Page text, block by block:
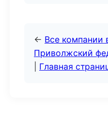
← Все компании
Приволжский
Главная